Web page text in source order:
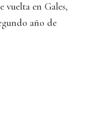
vuelta en Gales,
año de